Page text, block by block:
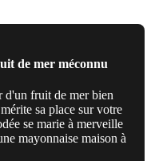
de mer méconnu
d'un fruit de mer bien
sa place sur votre
se marie à merveille
mayonnaise maison à